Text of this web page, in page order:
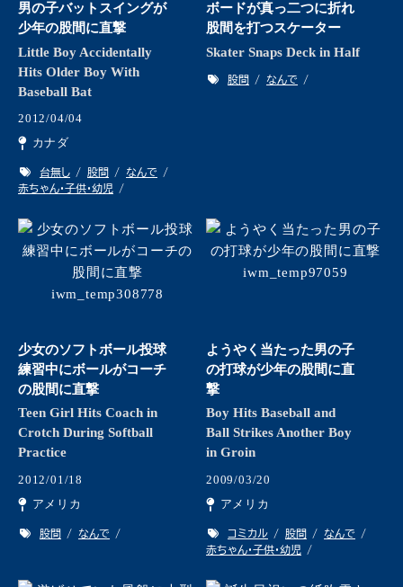
男の子バットスイングが
少年の股間に直撃
Little Boy Accidentally
Hits Older Boy With
Baseball Bat
2012/04/04
カナダ
台無し 股間
なんで
赤ちゃん・子供・幼児
ボードが真っ二つに折れ
股間を打つスケーター
Skater Snaps Deck in Half
股間 なんで
少女のソフトボール投球
練習中にボールがコーチ
の股間に直撃
Teen Girl Hits Coach in
Crotch During Softball
Practice
2012/01/18
アメリカ
股間 なんで
ようやく当たった男の子
の打球が少年の股間に直
撃
Boy Hits Baseball and
Ball Strikes Another Boy
in Groin
2009/03/20
アメリカ
コミカル 股間
なんで
赤ちゃん・子供・幼児